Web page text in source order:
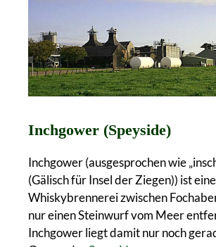
Inchgower (Speyside)
Inchgower (ausgesprochen wie
(Gälisch für Insel der Ziegen)) ist eine
Whiskybrennerei zwischen
nur einen Steinwurf vom Meer
Inchgower liegt damit nur noch